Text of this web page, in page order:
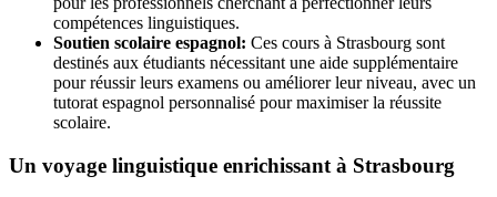
compétences linguistiques.
Soutien scolaire espagnol: Ces cours à Strasbourg sont
destinés aux étudiants nécessitant une aide supplémentaire
pour réussir leurs examens ou améliorer leur niveau, avec un
tutorat espagnol personnalisé pour maximiser la réussite
scolaire.
Un voyage linguistique enrichissant à Strasbourg